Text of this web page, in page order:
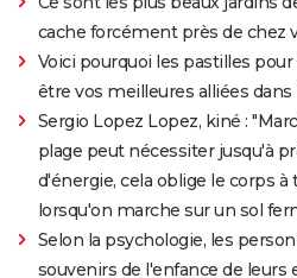
cache forcément près de chez
Voici pourquoi les pastilles
être vos meilleures alliées dans
Sergio Lopez Lopez, kiné :
plage peut nécessiter jusqu'à
d'énergie, cela oblige le corps à
lorsqu'on marche sur un sol
Selon la psychologie, les
souvenirs de l'enfance de leurs